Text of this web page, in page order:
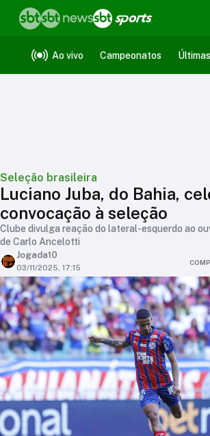
Ao vivo Campeonatos Últimas
Seleção brasileira
Luciano Juba, do Bahia,
convocação à seleção
Clube divulga reação do lateral-esquerdo ao
de Carlo Ancelotti
Jogada10
03/11/2025, 17:15